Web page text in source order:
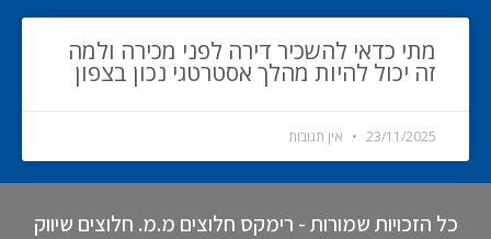
מתי כדאי להשכיר דירה לפני מכירה ולמה
זה יכול להיות מהלך אסטרטגי נכון בצפון
23/11/2025 אין תגובות
כל הזכויות שמורות - רימקס חלוצים מ.מ. חלוצים שיווק